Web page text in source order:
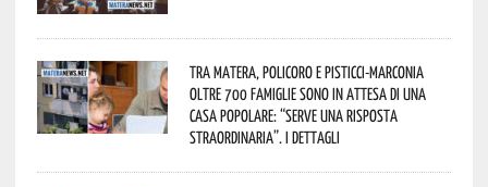
Tra Matera, Policoro e Pisticci-Marconia
oltre 700 famiglie sono in attesa di una
casa popolare: “serve una risposta
straordinaria”. I dettagli